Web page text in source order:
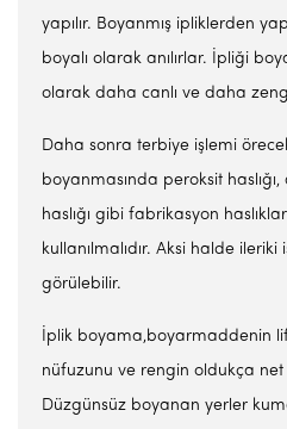
yapılır. Boyanmış ipliklerden
boyalı olarak anılırlar. İpliği
olarak daha canlı ve daha
Daha sonra terbiye işlemi
boyanmasında peroksit
haslığı gibi fabrikasyon
kullanılmalıdır. Aksi halde ileriki
görülebilir.
İplik boyama,boyarmaddenin
nüfuzunu ve rengin oldukça net
Düzgünsüz boyanan yerler